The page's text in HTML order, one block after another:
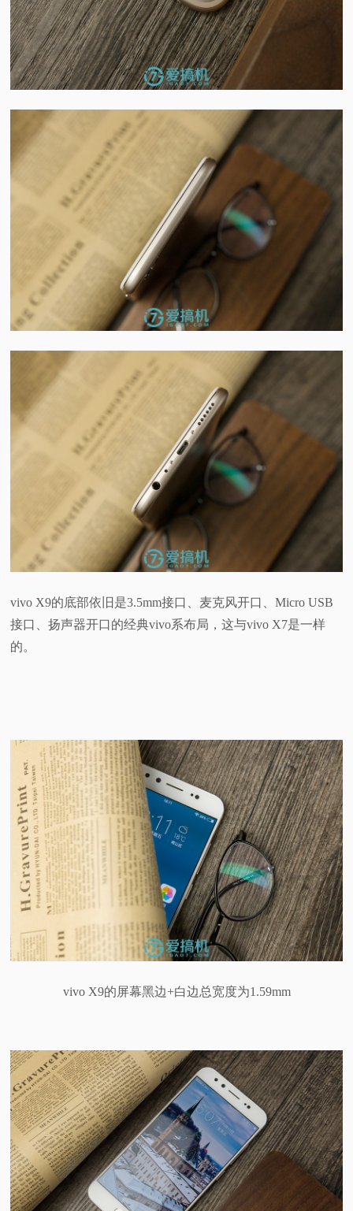
vivo X9的底部依旧是3.5mm接口、麦克风开口、Micro USB
接口、扬声器开口的经典vivo系布局，这与vivo X7是一样
的。
vivo X9的屏幕黑边+白边总宽度为1.59mm